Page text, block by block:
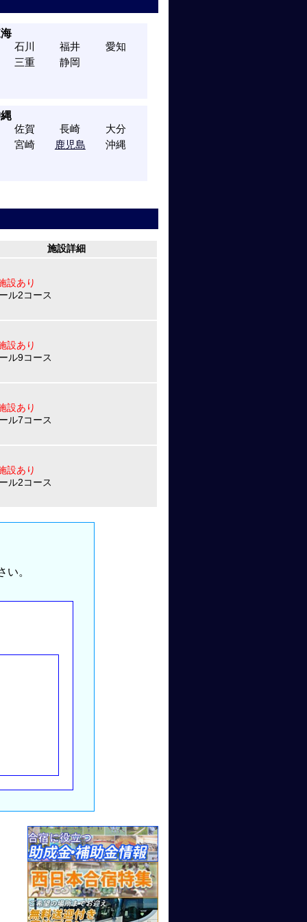
石川
福井
愛知
三重
静岡
佐賀
長崎
大分
宮崎
鹿児島 沖縄
施設詳細
設あり
ル2コース
設あり
ル9コース
設あり
ル7コース
設あり
ル2コース
。